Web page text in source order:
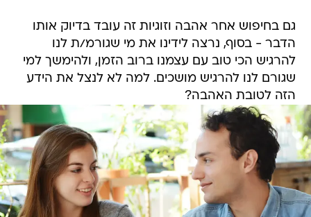
גם בחיפוש אחר אהבה וזוגיות זה עובד בדיוק אותו
הדבר - בסוף, נרצה לידינו את מי שגורמ/ת לנו
להרגיש הכי טוב עם עצמנו ברוב הזמן, ולהימשך למי
שגורם לנו להרגיש מושכים. למה לא לנצל את הידע
הזה לטובת האהבה?